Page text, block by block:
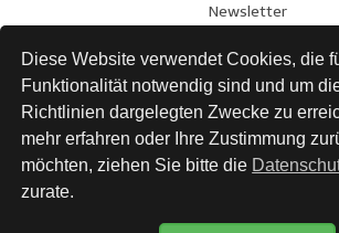
Diese Website verwendet Cookies, die
Funktionalität notwendig sind und um
Richtlinien dargelegten Zwecke zu
mehr erfahren oder Ihre Zustimmung
möchten, ziehen Sie bitte die
zurate.
Newsletter
AGB
Impressum
Versand